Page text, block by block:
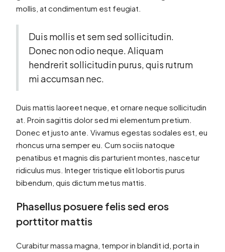
mollis, at condimentum est feugiat.
Duis mollis et sem sed sollicitudin.
Donec non odio neque. Aliquam
hendrerit sollicitudin purus, quis rutrum
mi accumsan nec.
Duis mattis laoreet neque, et ornare neque sollicitudin
at. Proin sagittis dolor sed mi elementum pretium.
Donec et justo ante. Vivamus egestas sodales est, eu
rhoncus urna semper eu. Cum sociis natoque
penatibus et magnis dis parturient montes, nascetur
ridiculus mus. Integer tristique elit lobortis purus
bibendum, quis dictum metus mattis.
Phasellus posuere felis sed eros
porttitor mattis
Curabitur massa magna, tempor in blandit id, porta in